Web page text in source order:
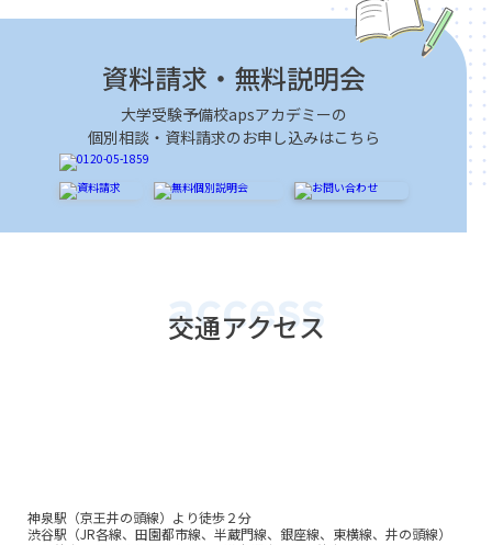
資料請求・無料説明会
大学受験予備校apsアカデミーの
個別相談・資料請求のお申し込みはこちら
access
交通アクセス
神泉駅（京王井の頭線）より徒歩２分
渋谷駅（JR各線、田園都市線、半蔵門線、銀座線、東横線、井の頭線）